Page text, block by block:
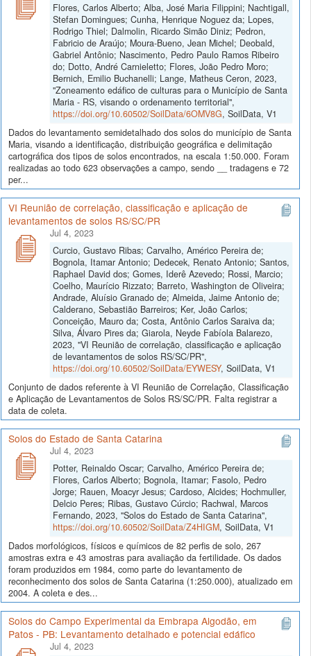
Flores, Carlos Alberto; Alba, José Maria Filippini; Nachtigall,
Stefan Domingues; Cunha, Henrique Noguez da; Lopes,
Rodrigo Thiel; Dalmolin, Ricardo Simão Diniz; Pedron,
Fabricio de Araújo; Moura-Bueno, Jean Michel; Deobald,
Gabriel Antônio; Nascimento, Pedro Paulo Ramos Ribeiro
do; Dotto, André Carnieletto; Flores, João Pedro Moro;
Bernich, Emilio Buchanelli; Lange, Matheus Ceron, 2023,
"Zoneamento edáfico de culturas para o Município de Santa
Maria - RS, visando o ordenamento territorial",
https://doi.org/10.60502/SoilData/6OMV8G, SoilData, V1
Dados do levantamento semidetalhado dos solos do município de Santa
Maria, visando a identificação, distribuição geográfica e delimitação
cartográfica dos tipos de solos encontrados, na escala 1:50.000. Foram
realizadas ao todo 623 observações a campo, sendo __ tradagens e 72
per...
VI Reunião de correlação, classificação e aplicação de
levantamentos de solos RS/SC/PR
Jul 4, 2023
Curcio, Gustavo Ribas; Carvalho, Américo Pereira de;
Bognola, Itamar Antonio; Dedecek, Renato Antonio; Santos,
Raphael David dos; Gomes, Iderê Azevedo; Rossi, Marcio;
Coelho, Maurício Rizzato; Barreto, Washington de Oliveira;
Andrade, Aluísio Granado de; Almeida, Jaime Antonio de;
Calderano, Sebastião Barreiros; Ker, João Carlos;
Conceição, Mauro da; Costa, Antônio Carlos Saraiva da;
Silva, Álvaro Pires da; Giarola, Neyde Fabíola Balarezo,
2023, "VI Reunião de correlação, classificação e aplicação
de levantamentos de solos RS/SC/PR",
https://doi.org/10.60502/SoilData/EYWESY, SoilData, V1
Conjunto de dados referente à VI Reunião de Correlação, Classificação
e Aplicação de Levantamentos de Solos RS/SC/PR. Falta registrar a
data de coleta.
Solos do Estado de Santa Catarina
Jul 4, 2023
Potter, Reinaldo Oscar; Carvalho, Américo Pereira de;
Flores, Carlos Alberto; Bognola, Itamar; Fasolo, Pedro
Jorge; Rauen, Moacyr Jesus; Cardoso, Alcides; Hochmuller,
Delcio Peres; Ribas, Gustavo Cúrcio; Rachwal, Marcos
Fernando, 2023, "Solos do Estado de Santa Catarina",
https://doi.org/10.60502/SoilData/Z4HIGM, SoilData, V1
Dados morfológicos, físicos e químicos de 82 perfis de solo, 267
amostras extra e 43 amostras para avaliação da fertilidade. Os dados
foram produzidos em 1984, como parte do levantamento de
reconhecimento dos solos de Santa Catarina (1:250.000), atualizado em
2004. A coleta e des...
Solos do Campo Experimental da Embrapa Algodão, em
Patos - PB: Levantamento detalhado e potencial edáfico
Jul 4, 2023